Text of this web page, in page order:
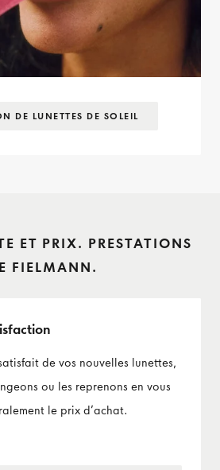
DE LUNETTES DE SOLEIL
ET PRIX. PRESTATIONS
FIELMANN.
de vos nouvelles lunettes,
ou les reprenons en vous
le prix d’achat.